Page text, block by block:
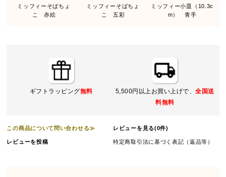
ミッフィーそばちょ
こ 赤絵
ミッフィーそばちょ
こ 五彩
ミッフィー小皿（10.3c
m） 青手
ギフトラッピング無料 5,500円以上お買い上げで、全国送
料無料
この商品について問い合わせる≫ レビューを見る(0件)
レビューを投稿 特定商取引法に基づく表記（返品等）